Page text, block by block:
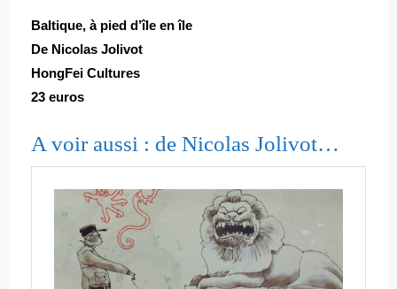
Baltique, à pied d’île en île
De Nicolas Jolivot
HongFei Cultures
23 euros
A voir aussi : de Nicolas Jolivot…